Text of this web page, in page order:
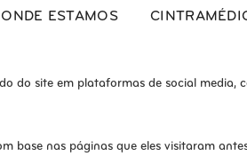
cookies ajudam a fornecer informações
site em plataformas de social media,
base nas páginas que eles visitaram
ONDE ESTAMOS